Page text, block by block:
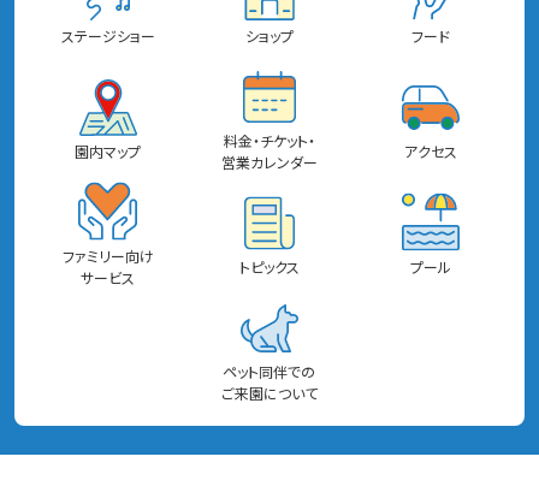
ステージショー ショップ フード
園内マップ
料金・チケット・
営業カレンダー
アクセス
ファミリー向け
サービス
トピックス プール
ペット同伴での
ご来園について